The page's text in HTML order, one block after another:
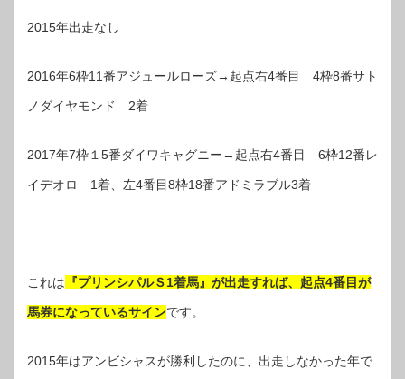
2015年出走なし
2016年6枠11番アジュールローズ→起点右4番目 4枠8番サト
ノダイヤモンド 2着
2017年7枠１5番ダイワキャグニー→起点右4番目 6枠12番レ
イデオロ 1着、左4番目8枠18番アドミラブル3着
これは 『プリンシパルＳ1着馬』が出走すれば、起点4番目が
馬券になっているサインです。
2015年はアンビシャスが勝利したのに、出走しなかった年で